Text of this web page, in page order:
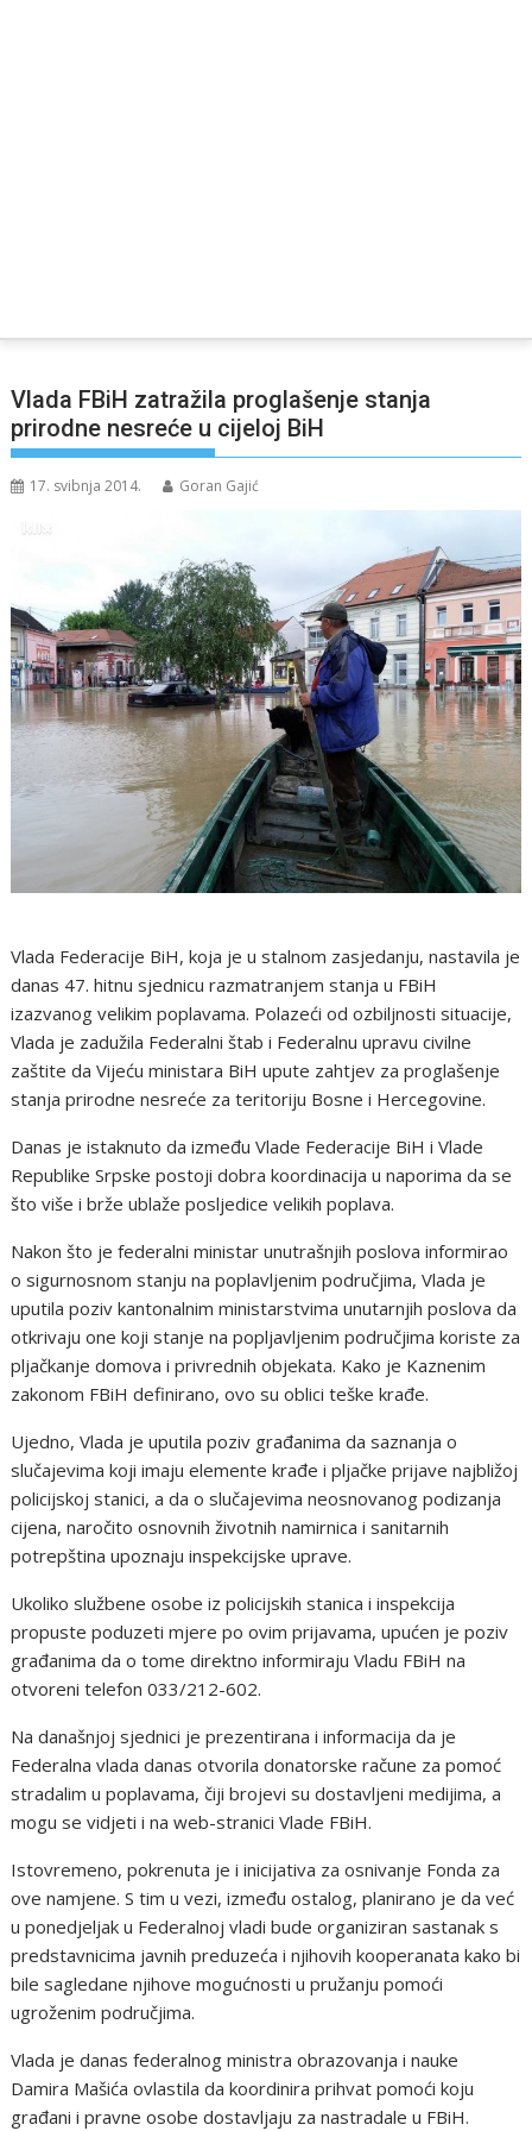
Vlada FBiH zatražila proglašenje stanja
prirodne nesreće u cijeloj BiH
17. svibnja 2014. Goran Gajić
Vlada Federacije BiH, koja je u stalnom zasjedanju, nastavila je
danas 47. hitnu sjednicu razmatranjem stanja u FBiH
izazvanog velikim poplavama. Polazeći od ozbiljnosti situacije,
Vlada je zadužila Federalni štab i Federalnu upravu civilne
zaštite da Vijeću ministara BiH upute zahtjev za proglašenje
stanja prirodne nesreće za teritoriju Bosne i Hercegovine.
Danas je istaknuto da između Vlade Federacije BiH i Vlade
Republike Srpske postoji dobra koordinacija u naporima da se
što više i brže ublaže posljedice velikih poplava.
Nakon što je federalni ministar unutrašnjih poslova informirao
o sigurnosnom stanju na poplavljenim područjima, Vlada je
uputila poziv kantonalnim ministarstvima unutarnjih poslova da
otkrivaju one koji stanje na popljavljenim područjima koriste za
pljačkanje domova i privrednih objekata. Kako je Kaznenim
zakonom FBiH definirano, ovo su oblici teške krađe.
Ujedno, Vlada je uputila poziv građanima da saznanja o
slučajevima koji imaju elemente krađe i pljačke prijave najbližoj
policijskoj stanici, a da o slučajevima neosnovanog podizanja
cijena, naročito osnovnih životnih namirnica i sanitarnih
potrepština upoznaju inspekcijske uprave.
Ukoliko službene osobe iz policijskih stanica i inspekcija
propuste poduzeti mjere po ovim prijavama, upućen je poziv
građanima da o tome direktno informiraju Vladu FBiH na
otvoreni telefon 033/212-602.
Na današnjoj sjednici je prezentirana i informacija da je
Federalna vlada danas otvorila donatorske račune za pomoć
stradalim u poplavama, čiji brojevi su dostavljeni medijima, a
mogu se vidjeti i na web-stranici Vlade FBiH.
Istovremeno, pokrenuta je i inicijativa za osnivanje Fonda za
ove namjene. S tim u vezi, između ostalog, planirano je da već
u ponedjeljak u Federalnoj vladi bude organiziran sastanak s
predstavnicima javnih preduzeća i njihovih kooperanata kako bi
bile sagledane njihove mogućnosti u pružanju pomoći
ugroženim područjima.
Vlada je danas federalnog ministra obrazovanja i nauke
Damira Mašića ovlastila da koordinira prihvat pomoći koju
građani i pravne osobe dostavljaju za nastradale u FBiH.